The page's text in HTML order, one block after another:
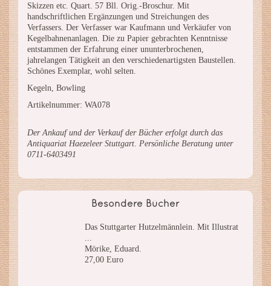
Skizzen etc. Quart. 57 Bll. Orig.-Broschur. Mit
handschriftlichen Ergänzungen und Streichungen des
Verfassers. Der Verfasser war Kaufmann und Verkäufer von
Kegelbahnenanlagen. Die zu Papier gebrachten Kenntnisse
entstammen der Erfahrung einer ununterbrochenen,
jahrelangen Tätigkeit an den verschiedenartigsten Baustellen.
Schönes Exemplar, wohl selten.
Kegeln, Bowling
Artikelnummer: WA078
Der Ankauf und der Verkauf der Bücher erfolgt durch das
Antiquariat Haezeleer Stuttgart. Persönliche Beratung unter
0711-6403491
Besondere Bücher
Das Stuttgarter Hutzelmännlein. Mit Illustrat
...
Mörike, Eduard.
27,00 Euro